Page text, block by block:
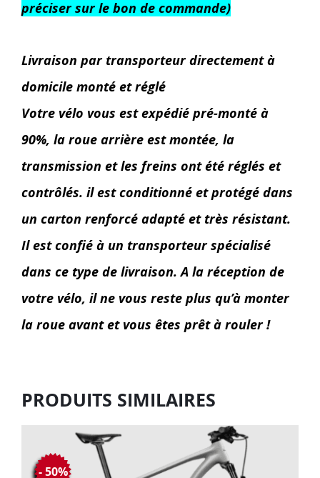
préciser sur le bon de commande)
Livraison par transporteur directement à
domicile monté et réglé
Votre vélo vous est expédié pré-monté à
90%, la roue arrière est montée, la
transmission et les freins ont été réglés et
contrôlés. il est conditionné et protégé dans
un carton renforcé adapté et très résistant.
Il est confié à un transporteur spécialisé
dans ce type de livraison. A la réception de
votre vélo, il ne vous reste plus qu’à monter
la roue avant et vous êtes prêt à rouler !
PRODUITS SIMILAIRES
- 50%